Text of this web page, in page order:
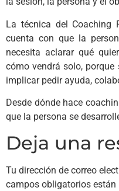
La técnica del Coaching
cuenta con que la
necesita aclarar qué
cómo vendrá solo, porque
implicar pedir ayuda,
Desde dónde hace
que la persona se
Deja una
Tu dirección de correo
campos obligatorios están